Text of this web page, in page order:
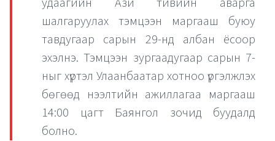
шалгаруулах тэмцээн маргааш буюу
тавдугаар сарын 29-нд албан ёсоор
эхэлнэ. Тэмцээн зургаадугаар сарын 7-
ныг хүртэл Улаанбаатар хотноо үргэлжлэх
бөгөөд нээлтийн ажиллагаа маргааш
14:00 цагт Баянгол зочид буудалд
болно.